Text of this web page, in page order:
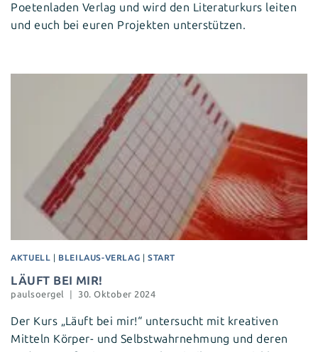
Poetenladen Verlag und wird den Literaturkurs leiten
und euch bei euren Projekten unterstützen.
AKTUELL BLEILAUS-VERLAG |START
LÄUFT BEI MIR!
paulsoergel 30. Oktober 2024
Der Kurs „Läuft bei mir!“ untersucht mit kreativen
Mitteln Körper- und Selbstwahrnehmung und deren